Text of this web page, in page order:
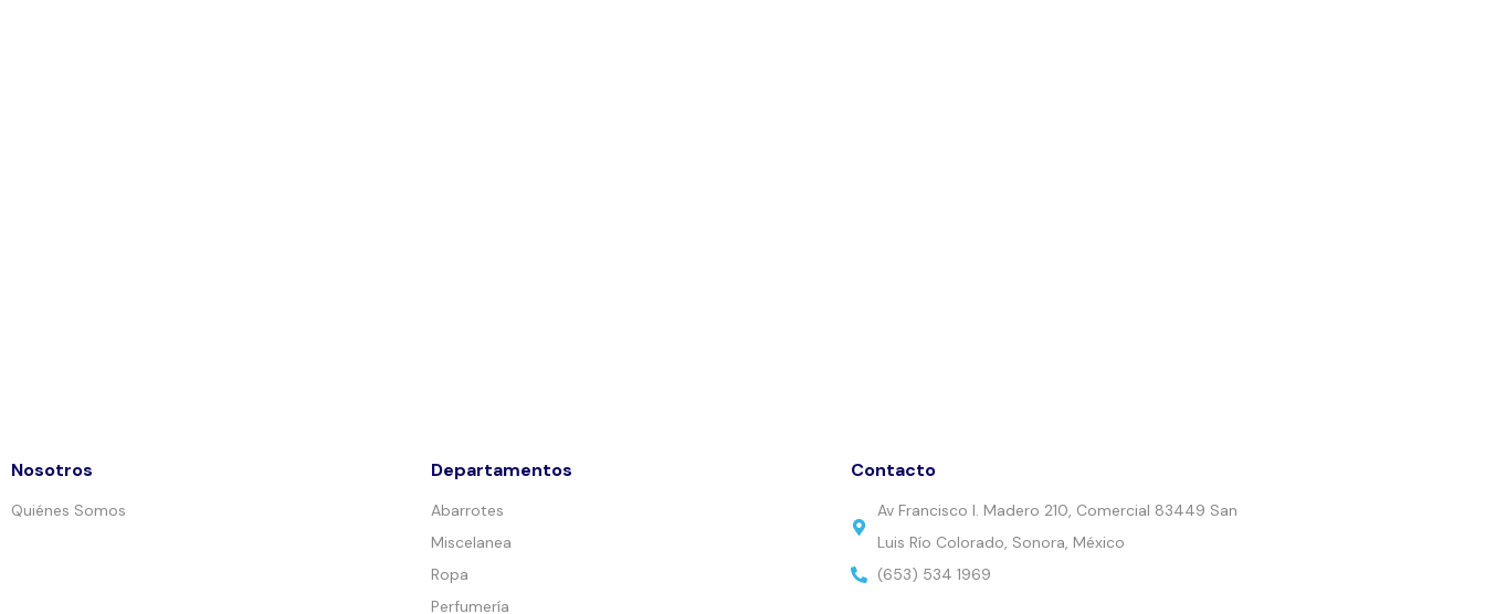
Nosotros
Quiénes Somos
Departamentos
Abarrotes
Miscelanea
Ropa
Perfumería
Contacto
Av Francisco I. Madero 210, Comercial 83449 San
Luis Río Colorado, Sonora, México
(653) 534 1969